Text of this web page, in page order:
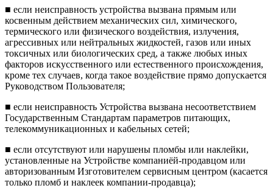
■ если неисправность устройства вызвана прямым или
косвенным действием механических сил, химического,
термического или физического воздействия, излучения,
агрессивных или нейтральных жидкостей, газов или иных
токсичных или биологических сред, а также любых иных
факторов искусственного или естественного происхождения,
кроме тех случаев, когда такое воздействие прямо допускается
Руководством Пользователя;
■ если неисправность Устройства вызвана несоответствием
Государственным Стандартам параметров питающих,
телекоммуникационных и кабельных сетей;
■ если отсутствуют или нарушены пломбы или наклейки,
установленные на Устройстве компаниёй-продавцом или
авторизованным Изготовителем сервисным центром (касается
только пломб и наклеек компании-продавца);